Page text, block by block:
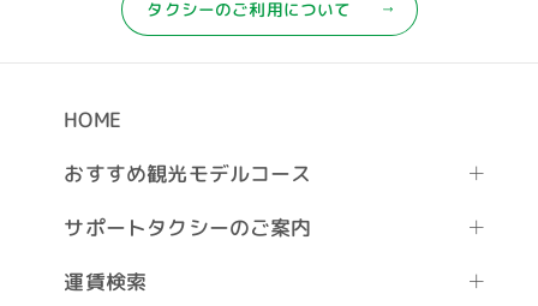
タクシーのご利用について
HOME
おすすめ観光モデルコース
サポートタクシーのご案内
運賃検索